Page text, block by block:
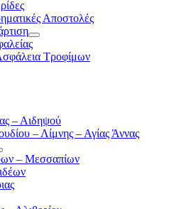
Αποστολές
Τροφίμων
– Αιδηψού
– Λίμνης – Αγίας Άννας
– Μεσσαπίων